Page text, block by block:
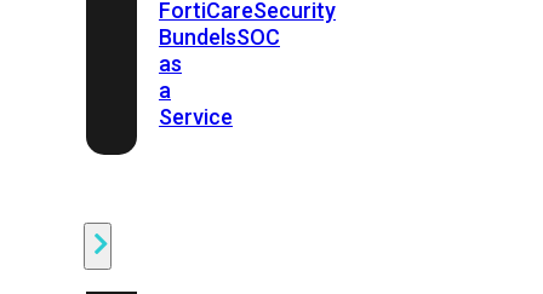
FortiCareSecurity
BundelsSOC
as
a
Service